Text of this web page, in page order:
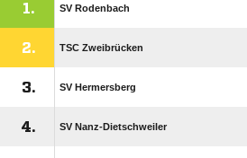
1. SV Rodenbach
2. TSC Zweibrücken
3. SV Hermersberg
4. SV Nanz-Dietschweiler